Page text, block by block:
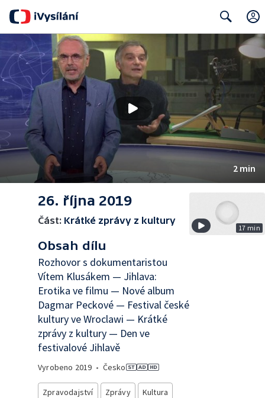
2 min
26. října 2019
Část: Krátké zprávy z kultury
Obsah dílu
Rozhovor s dokumentaristou
Vítem Klusákem — Jihlava:
Erotika ve filmu — Nové album
Dagmar Peckové — Festival české
kultury ve Wroclawi — Krátké
zprávy z kultury — Den ve
festivalové Jihlavě
Vyrobeno 2019 • Česko
Zpravodajství Zprávy Kultura
17 min